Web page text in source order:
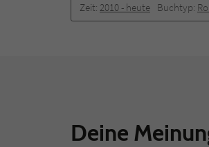
Zeit: 2010 -­ heute Buchtyp:
Deine